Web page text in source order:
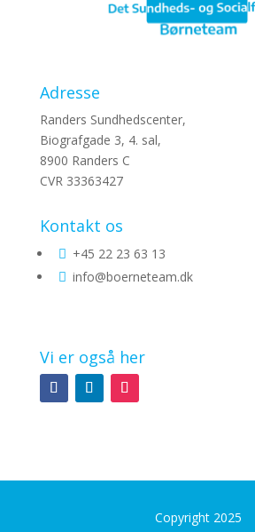
Adresse
Randers Sundhedscenter,
Biografgade 3, 4. sal,
8900 Randers C
CVR 33363427
Kontakt os
 +45 22 23 63 13
 info@boerneteam.dk
Vi er også her
Copyright 2025